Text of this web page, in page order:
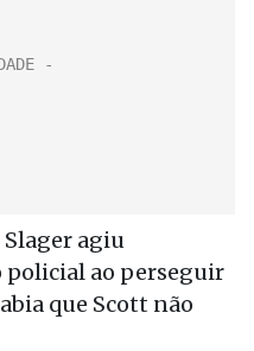
agiu
policial ao perseguir
que Scott não